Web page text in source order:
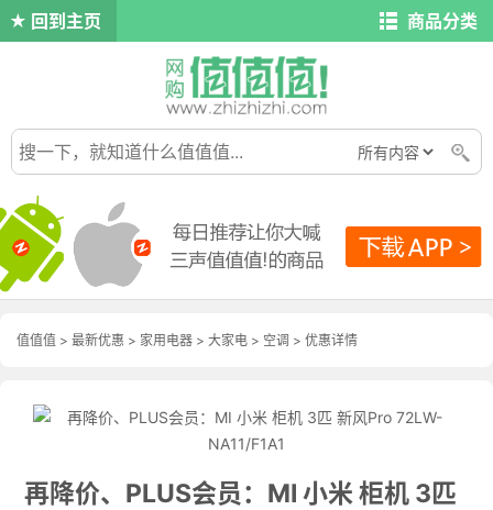
回到主页 商品分类
值值值 > 最新优惠 > 家用电器 > 大家电 > 空调 > 优惠详情
再降价、PLUS会员：MI 小米 柜机 3匹